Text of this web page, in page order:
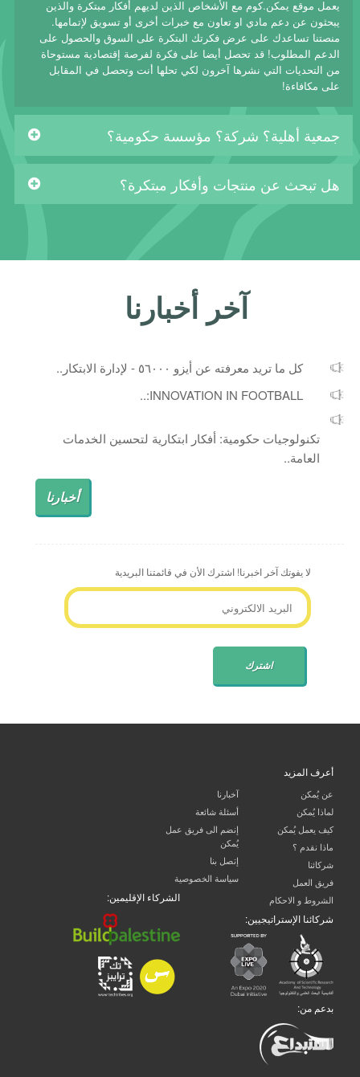
يعمل موقع يمكن.كوم مع الأشخاص الذين لديهم أفكار مبتكرة والذين
يبحثون عن دعم مادي او تعاون مع خبرات أخرى أو تسويق لإتمامها.
منصتنا تساعدك على عرض فكرتك البتكرة على السوق والحصول على
الدعم المطلوب! قد تحصل أيضا على فكرة لفرصة إقتصادية مستوحاة
من التحديات التي نشرها آخرون لكي تحلها أنت وتحصل في المقابل
على مكافاءة!
جمعية أهلية؟ شركة؟ مؤسسة حكومية؟
هل تبحث عن منتجات وأفكار مبتكرة؟
آخر أخبارنا
كل ما تريد معرفته عن أيزو ٥٦٠٠٠ - لإدارة الابتكار..
INNOVATION IN FOOTBALL:..
تكنولوجيات حكومية: أفكار ابتكارية لتحسين الخدمات
العامة..
أخبارنا
لا يفوتك آخر اخبرنا! اشترك الأن في قائمتنا البريدية
أعرف المزيد
عن يُمكن
لماذا يُمكن
كيف يعمل يُمكن
ماذا نقدم ؟
شركائنا
فريق العمل
الشروط و الاحكام
آخبارنا
أسئلة شائعة
إنضم الى فريق عمل
يُمكن
إتصل بنا
سياسة الخصوصية
الشركاء الإقليمين:
شركائنا الإستراتيجيين:
بدعم من: